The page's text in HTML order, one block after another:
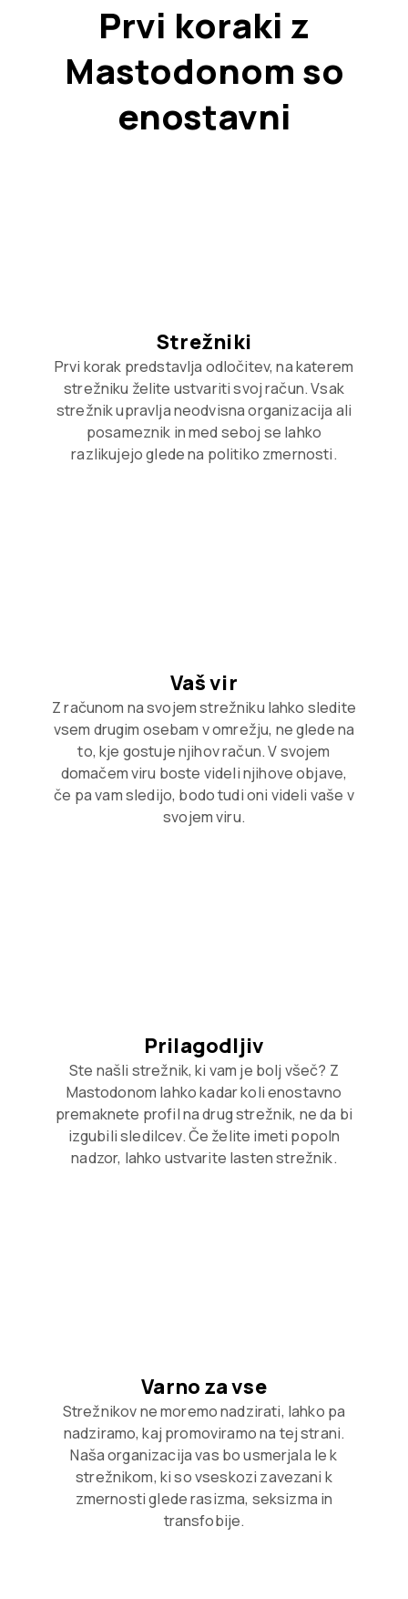
Prvi koraki z
Mastodonom so
enostavni
Strežniki
Prvi korak predstavlja odločitev, na katerem
strežniku želite ustvariti svoj račun. Vsak
strežnik upravlja neodvisna organizacija ali
posameznik in med seboj se lahko
razlikujejo glede na politiko zmernosti.
Vaš vir
Z računom na svojem strežniku lahko sledite
vsem drugim osebam v omrežju, ne glede na
to, kje gostuje njihov račun. V svojem
domačem viru boste videli njihove objave,
če pa vam sledijo, bodo tudi oni videli vaše v
svojem viru.
Prilagodljiv
Ste našli strežnik, ki vam je bolj všeč? Z
Mastodonom lahko kadar koli enostavno
premaknete profil na drug strežnik, ne da bi
izgubili sledilcev. Če želite imeti popoln
nadzor, lahko ustvarite lasten strežnik.
Varno za vse
Strežnikov ne moremo nadzirati, lahko pa
nadziramo, kaj promoviramo na tej strani.
Naša organizacija vas bo usmerjala le k
strežnikom, ki so vseskozi zavezani k
zmernosti glede rasizma, seksizma in
transfobije.